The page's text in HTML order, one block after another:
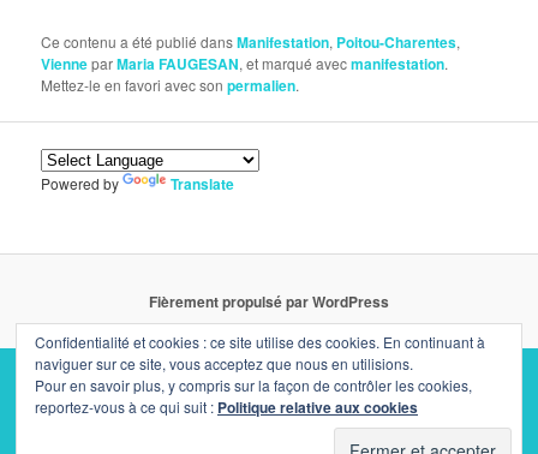
Ce contenu a été publié dansManifestation, Poitou-Charentes,
VienneparMaria FAUGESAN, et marqué avecmanifestation.
Mettez-le en favori avec sonpermalien.
Powered by Translate
Fièrement propulsé par WordPress
Confidentialité et cookies : ce site utilise des cookies. En continuant à
naviguer sur ce site, vous acceptez que nous en utilisions.
Pour en savoir plus, y compris sur la façon de contrôler les cookies,
reportez-vous à ce qui suit : Politique relative aux cookies